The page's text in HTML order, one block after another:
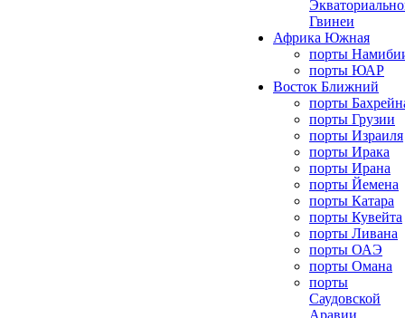
Гвинеи
Африка Южная
порты
порты ЮАР
Восток Ближний
порты
порты Грузии
порты Израиля
порты Ирака
порты Ирана
порты Йемена
порты Катара
порты Кувейта
порты Ливана
порты ОАЭ
порты Омана
порты
Саудовской
Аравии